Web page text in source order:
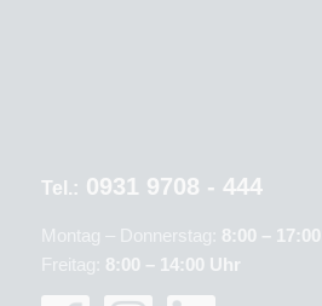
Tel.: 0931 9708 - 444
Montag – Donnerstag: 8:00 –
Freitag: 8:00 – 14:00 Uhr